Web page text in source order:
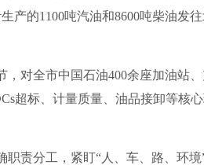
产的1100吨汽油和8600吨柴油发
对全市中国石油400余座加油站
超标、计量质量、油品接卸等核
责分工，紧盯“人、车、路、环境